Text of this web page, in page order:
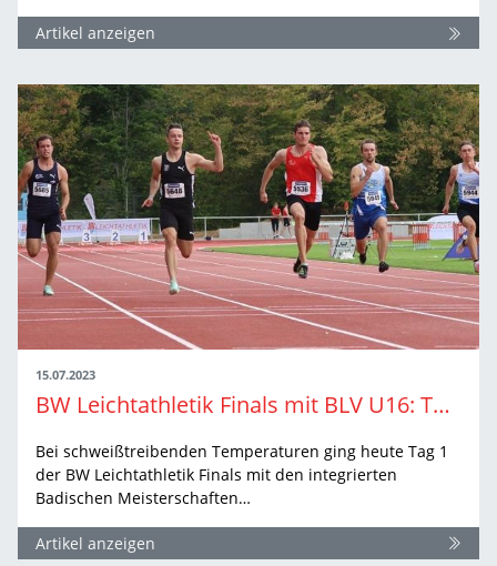
Artikel anzeigen
15.07.2023
BW Leichtathletik Finals mit BLV U16: Tag 1
Bei schweißtreibenden Temperaturen ging heute Tag 1
der BW Leichtathletik Finals mit den integrierten
Badischen Meisterschaften…
Artikel anzeigen